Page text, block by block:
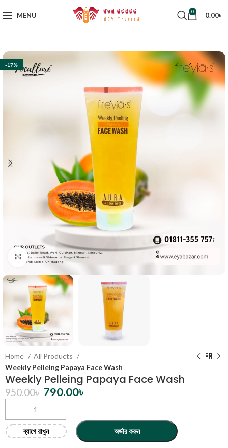
MENU 0 0.00৳
-17%
Click to enlarge
Home
All Products
Weekly Pelleing Papaya Face Wash
Weekly Pelleing Papaya Face Wash
950.00৳ 790.00৳
ব্যাগে রাখুন অর্ডার করুন